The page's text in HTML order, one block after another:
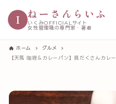
I ねーさんらいふ
いくみOFFICIALサイト
女性管理職の専門家・著者
ホーム
グルメ